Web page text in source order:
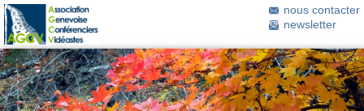
nous contacter
newsletter